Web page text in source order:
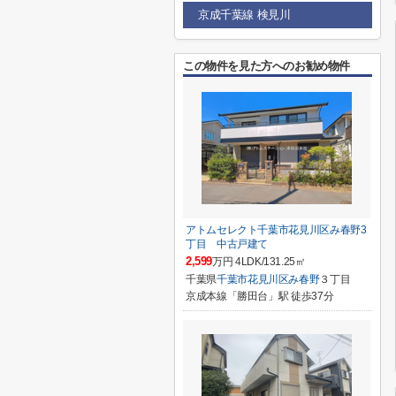
京成千葉線 検見川
この物件を見た方へのお勧め物件
アトムセレクト千葉市花見川区み春野3
丁目 中古戸建て
2,599万円 4LDK/131.25㎡
千葉県千葉市花見川区み春野３丁目
京成本線「勝田台」駅 徒歩37分